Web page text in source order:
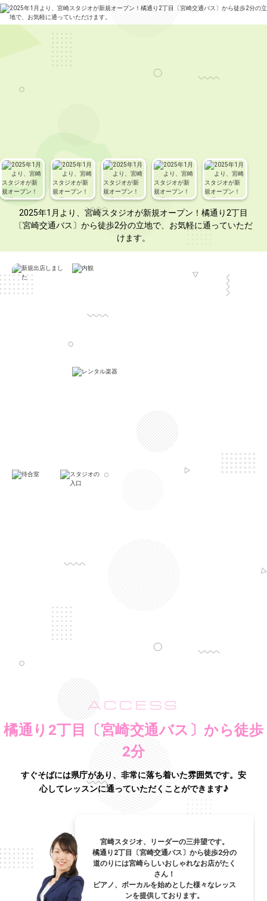
2025年1月より、宮崎スタジオが新規オープン！橘通り2丁目
〔宮崎交通バス〕から徒歩2分の立地で、お気軽に通っていただ
けます。
ACCESS
橘通り2丁目〔宮崎交通バス〕から徒歩
2分
すぐそばには県庁があり、非常に落ち着いた雰囲気です。 安
心してレッスンに通っていただくことができます♪
宮崎スタジオ、リーダーの三井望です。
橘通り2丁目〔宮崎交通バス〕から徒歩2分の
道のりには宮崎らしいおしゃれなお店がたく
さん！
ピアノ、ボーカルを始めとした様々なレッス
ンを提供しております。